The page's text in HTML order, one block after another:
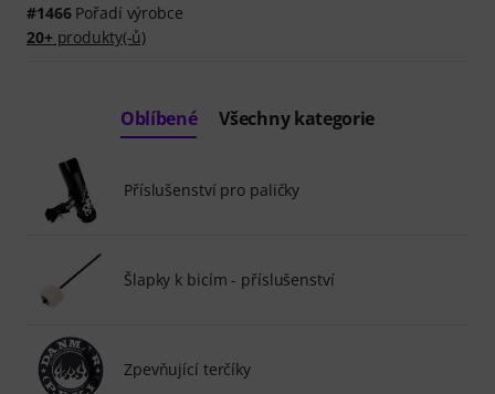
#1466Pořadí výrobce
20+produkty(-ů)
Oblíbené Všechny kategorie
Příslušenství pro paličky
Šlapky k bicím - příslušenství
Zpevňující terčíky